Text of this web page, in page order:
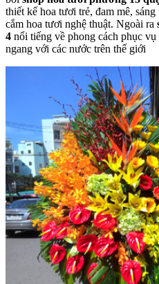
thiết kế hoa tươi trẻ, đam mê,
cắm hoa tươi nghệ thuật. Ngoài ra
4 nổi tiếng về phong cách phục
ngang với các nước trên thế giới